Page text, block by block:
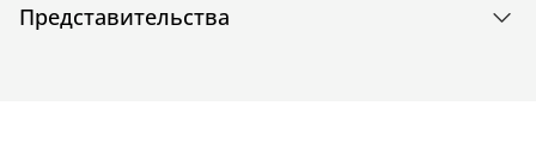
Представительства